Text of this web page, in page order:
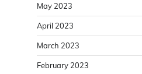
May 2023
April 2023
March 2023
February 2023